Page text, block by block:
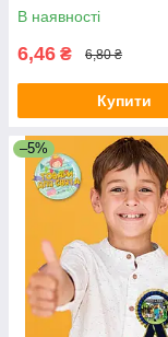
В наявності
6,46 ₴ 6,80 ₴
Купити
–5%